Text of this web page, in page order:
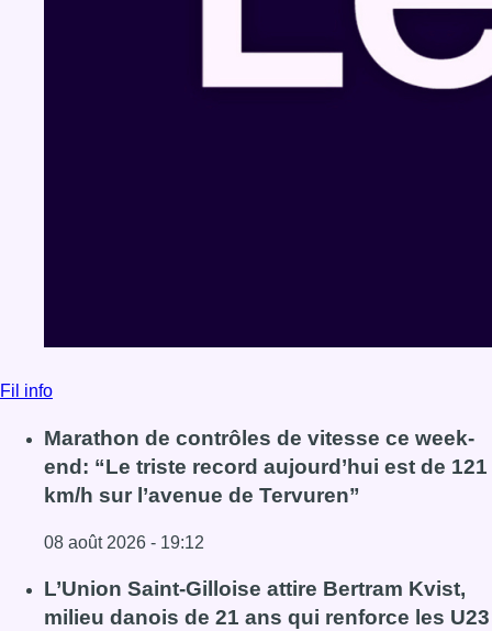
Fil info
Marathon de contrôles de vitesse ce week-
end: “Le triste record aujourd’hui est de 121
km/h sur l’avenue de Tervuren”
08 août 2026 - 19:12
Lire l'article Marathon de contrôles de vitesse ce week-
L’Union Saint-Gilloise attire Bertram Kvist,
milieu danois de 21 ans qui renforce les U23